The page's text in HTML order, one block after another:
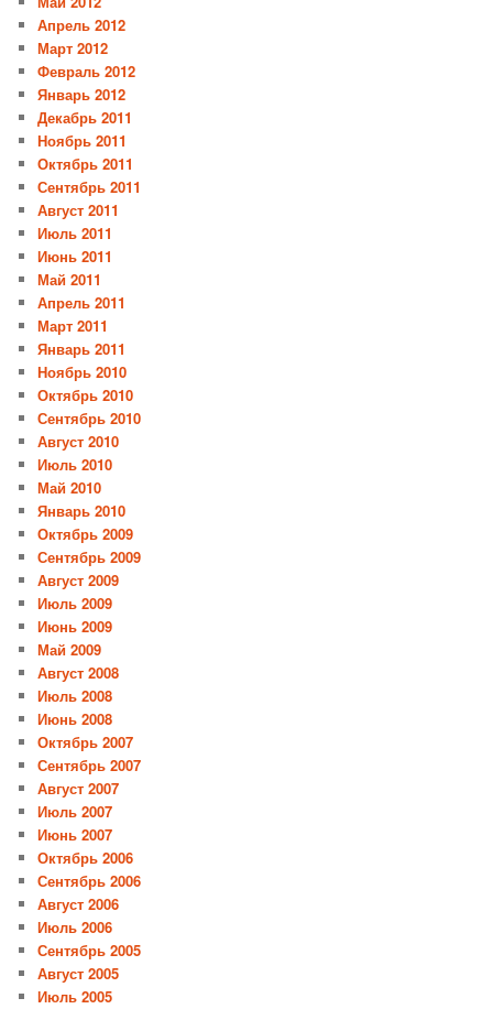
Апрель 2012
Март 2012
Февраль 2012
Январь 2012
Декабрь 2011
Ноябрь 2011
Октябрь 2011
Сентябрь 2011
Август 2011
Июль 2011
Июнь 2011
Май 2011
Апрель 2011
Март 2011
Январь 2011
Ноябрь 2010
Октябрь 2010
Сентябрь 2010
Август 2010
Июль 2010
Май 2010
Январь 2010
Октябрь 2009
Сентябрь 2009
Август 2009
Июль 2009
Июнь 2009
Май 2009
Август 2008
Июль 2008
Июнь 2008
Октябрь 2007
Сентябрь 2007
Август 2007
Июль 2007
Июнь 2007
Октябрь 2006
Сентябрь 2006
Август 2006
Июль 2006
Сентябрь 2005
Август 2005
Июль 2005